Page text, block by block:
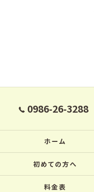
0986-26-3288
ホーム
初めての方へ
料金表